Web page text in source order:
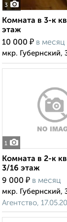
3
Комната в 3-к
этаж
10 000 ₽ в месяц
мкр. Губернский,
1
Комната в 2-к
3/16 этаж
9 000 ₽ в месяц
мкр. Губернский,
Агентство,